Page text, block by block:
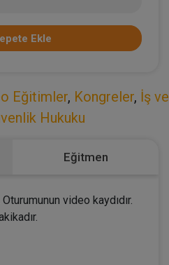
Ekle
Eğitimler, Kongreler, İş ve
Hukuku
Eğitmen
video kaydıdır.